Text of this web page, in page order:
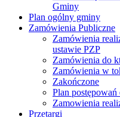
Gminy
Plan ogólny gminy
Zamówienia Publiczne
Zamówienia
ustawie PZP
Zamówienia do
Zamówienia w
Zakończone
Plan
Zamowienia
Przetargi